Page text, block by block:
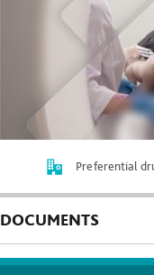
Preferential
DOCUMENTS